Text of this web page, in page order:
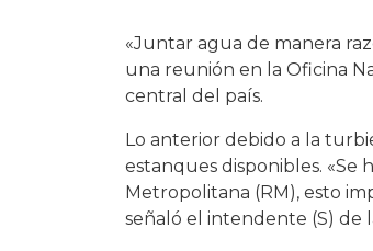
«Juntar agua de manera
una reunión en la Oficina
central del país.
Lo anterior debido a la
estanques disponibles.
Metropolitana (RM), esto
señaló el intendente (S) de